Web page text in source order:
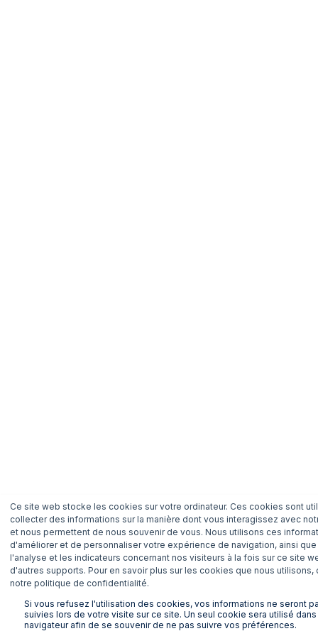
Ce site web stocke les cookies sur votre ordinateur. Ces cookies sont
collecter des informations sur la manière dont vous interagissez avec
et nous permettent de nous souvenir de vous. Nous utilisons ces
d'améliorer et de personnaliser votre expérience de navigation, ainsi
l'analyse et les indicateurs concernant nos visiteurs à la fois sur ce site
d'autres supports. Pour en savoir plus sur les cookies que nous utilisons,
notre politique de confidentialité.
Si vous refusez l'utilisation des cookies, vos informations ne seront
suivies lors de votre visite sur ce site. Un seul cookie sera utilisé
navigateur afin de se souvenir de ne pas suivre vos préférences.